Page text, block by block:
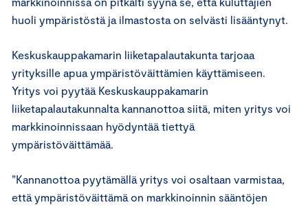
huoli ympäristöstä ja ilmastosta on selvästi lisääntynyt.
Keskuskauppakamarin liiketapalautakunta tarjoaa
yrityksille apua ympäristöväittämien käyttämiseen.
Yritys voi pyytää Keskuskauppakamarin
liiketapalautakunnalta kannanottoa siitä, miten yritys voi
markkinoinnissaan hyödyntää tiettyä
ympäristöväittämää.
”Kannanottoa pyytämällä yritys voi osaltaan varmistaa,
että ympäristöväittämä on markkinoinnin sääntöjen